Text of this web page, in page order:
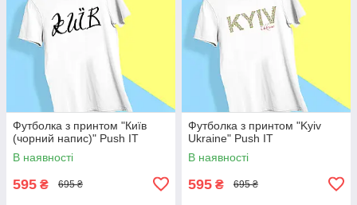
Футболка з принтом "Київ
(чорний напис)" Push IT
В наявності
595 ₴ 695 ₴
Футболка з принтом "Kyiv
Ukraine" Push IT
В наявності
595 ₴ 695 ₴